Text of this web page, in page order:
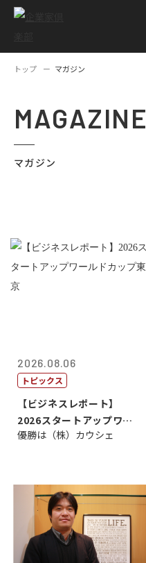
トップ マガジン
MAGAZINE
マガジン
2026.08.06
トピックス
【ビジネスレポート】
2026スタートアップワー
ルドカップ東京
優勝は（株）カウシェ